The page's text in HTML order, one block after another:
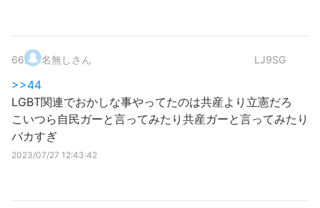
66. 名無しさん LJ9SG
>>44
LGBT関連でおかしな事やってたのは共産より立憲だろ
こいつら自民ガーと言ってみたり共産ガーと言ってみたり
バカすぎ
2023/07/27 12:43:42